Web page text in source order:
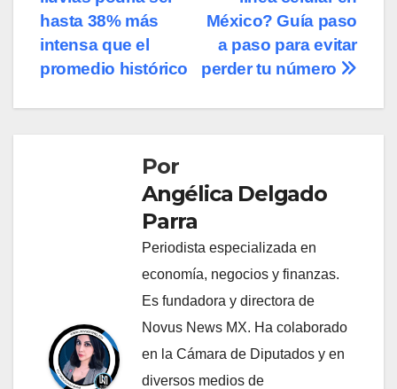
de
entradas
México? Guía paso
a paso para evitar
perder tu número
hasta 38% más
intensa que el
promedio histórico
Por
Angélica Delgado
Parra
Periodista especializada en
economía, negocios y finanzas.
Es fundadora y directora de
Novus News MX. Ha colaborado
en la Cámara de Diputados y en
diversos medios de